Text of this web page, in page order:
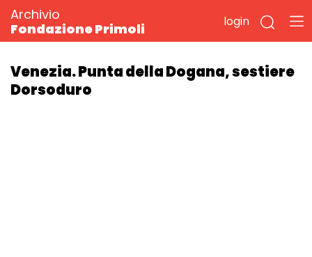
Archivio
Fondazione Primoli
login
Venezia. Punta della Dogana, sestiere
Dorsoduro